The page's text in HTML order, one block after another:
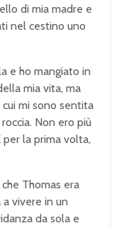
di mia madre e
nel cestino uno
e ho mangiato in
mia vita, ma
mi sono sentita
Non ero più
per la prima volta,
Thomas era
vivere in un
da sola e